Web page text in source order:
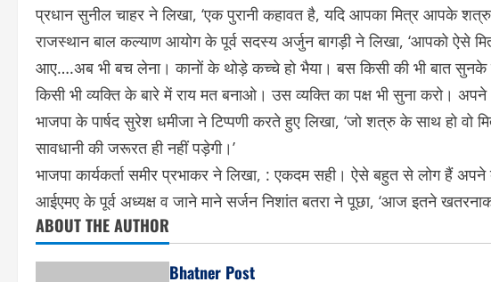
प्रधान सुनील चाहर ने लिखा, ‘एक पुरानी कहावत है, यदि आपका मित्र आपके
राजस्थान बाल कल्याण आयोग के पूर्व सदस्य अर्जुन बागड़ी ने लिखा, ‘आपको ऐसे
आए….अब भी बच लेना। कानों के थोड़े कच्चे हो भैया। बस किसी की भी बात सुनके
किसी भी व्यक्ति के बारे में राय मत बनाओ। उस व्यक्ति का पक्ष भी सुना करो।
भाजपा के पार्षद सुरेश धमीजा ने टिप्पणी करते हुए लिखा, ‘जो शत्रु के साथ हो
सावधानी की जरूरत ही नहीं पड़ेगी।’
भाजपा कार्यकर्ता समीर प्रभाकर ने लिखा, : एकदम सही। ऐसे बहुत से लोग हैं
आईएमए के पूर्व अध्यक्ष व जाने माने सर्जन निशांत बतरा ने पूछा, ‘आज इतने
ABOUT THE AUTHOR
Bhatner Post